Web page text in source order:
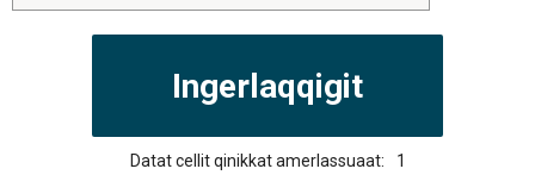
Datat cellit qinikkat amerlassuaat: 1